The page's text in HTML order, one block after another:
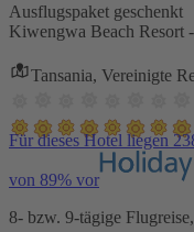
Ausflugspaket geschenkt
Kiwengwa Beach Resort
Tansania, Vereinigte
Für dieses Hotel liegen
von 89% vor
8- bzw. 9-tägige